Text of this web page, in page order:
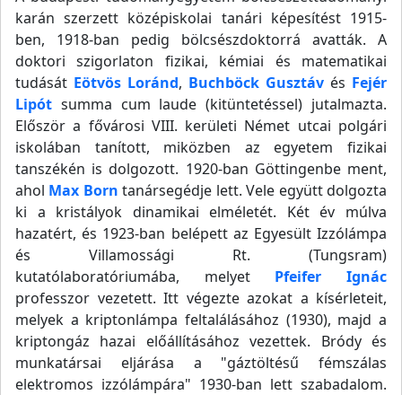
karán szerzett középiskolai tanári képesítést 1915-
ben, 1918-ban pedig bölcsészdoktorrá avatták. A
doktori szigorlaton fizikai, kémiai és matematikai
tudását Eötvös Loránd, Buchböck Gusztáv és Fejér
Lipót summa cum laude (kitüntetéssel) jutalmazta.
Először a fővárosi VIII. kerületi Német utcai polgári
iskolában tanított, miközben az egyetem fizikai
tanszékén is dolgozott. 1920-ban Göttingenbe ment,
ahol Max Born tanársegédje lett. Vele együtt dolgozta
ki a kristályok dinamikai elméletét. Két év múlva
hazatért, és 1923-ban belépett az Egyesült Izzólámpa
és Villamossági Rt. (Tungsram)
kutatólaboratóriumába, melyet Pfeifer Ignác
professzor vezetett. Itt végezte azokat a kísérleteit,
melyek a kriptonlámpa feltalálásához (1930), majd a
kriptongáz hazai előállításához vezettek. Bródy és
munkatársai eljárása a "gáztöltésű fémszálas
elektromos izzólámpára" 1930-ban lett szabadalom.